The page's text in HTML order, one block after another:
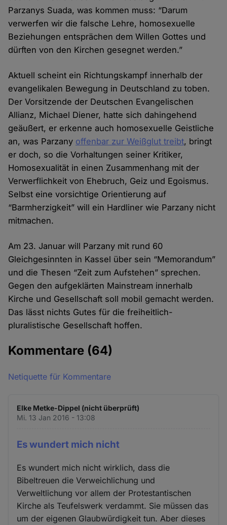
Parzanys Suada, was kommen muss: “Darum
verwerfen wir die falsche Lehre, homosexuelle
Beziehungen entsprächen dem Willen Gottes und
dürften von den Kirchen gesegnet werden.”
Aktuell scheint ein Richtungskampf innerhalb der
evangelikalen Bewegung in Deutschland zu toben.
Der Vorsitzende der Deutschen Evangelischen
Allianz, Michael Diener, hatte sich dahingehend
geäußert, er erkenne auch homosexuelle Geistliche
an, was Parzany offenbar zur Weißglut treibt, bringt
er doch, so die Vorhaltungen seiner Kritiker,
Homosexualität in einen Zusammenhang mit der
Verwerflichkeit von Ehebruch, Geiz und Egoismus.
Selbst eine vorsichtige Orientierung auf
“Barmherzigkeit” will ein Hardliner wie Parzany nicht
mitmachen.
Am 23. Januar will Parzany mit rund 60
Gleichgesinnten in Kassel über sein “Memorandum”
und die Thesen “Zeit zum Aufstehen” sprechen.
Gegen den aufgeklärten Mainstream innerhalb
Kirche und Gesellschaft soll mobil gemacht werden.
Das lässt nichts Gutes für die freiheitlich-
pluralistische Gesellschaft hoffen.
Kommentare (64)
Netiquette für Kommentare
Elke Metke-Dippel (nicht überprüft)
Mi. 13 Jan 2016 - 13:08
Es wundert mich nicht
Es wundert mich nicht wirklich, dass die
Bibeltreuen die Verweichlichung und
Verweltlichung vor allem der Protestantischen
Kirche als Teufelswerk verdammt. Sie müssen das
um der eigenen Glaubwürdigkeit tun. Aber dieses